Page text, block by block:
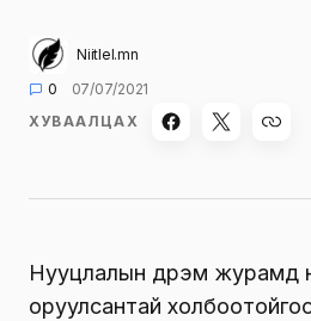
Niitlel.mn
0
07/07/2021
ХУВААЛЦАХ
Нууцлалын дүрэм журамд
оруулсантай